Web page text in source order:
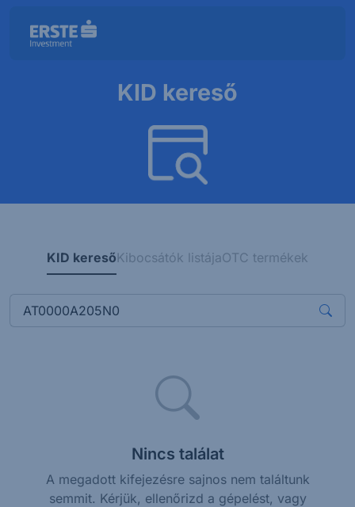
KID kereső
KID keresőKibocsátók listájaOTC termékek
Nincs találat
A megadott kifejezésre sajnos nem találtunk
semmit. Kérjük, ellenőrizd a gépelést, vagy